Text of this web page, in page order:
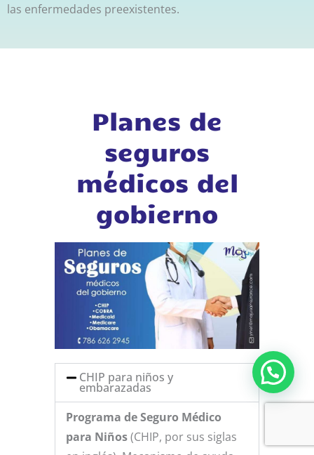
las enfermedades preexistentes.
Planes de
seguros
médicos del
gobierno
CHIP para niños y
embarazadas
Programa de Seguro Médico
para Niños(CHIP, por sus siglas